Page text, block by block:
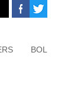
BOL